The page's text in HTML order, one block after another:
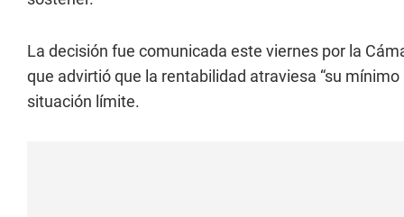
La decisión fue comunicada este viernes por la
que advirtió que la rentabilidad atraviesa “su
situación límite.